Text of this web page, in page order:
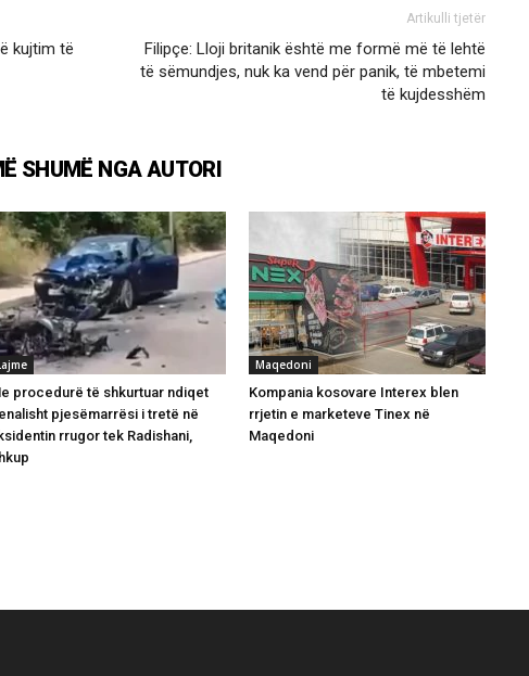
kujtim të
Artikulli tjetër
Filipçe: Lloji britanik është me formë më të lehtë
të sëmundjes, nuk ka vend për panik, të mbetemi
të kujdesshëm
SHUMË NGA AUTORI
procedurë të shkurtuar ndiqet
pjesëmarrësi i tretë në
rrugor tek Radishani,
Maqedoni
Kompania kosovare Interex blen
rrjetin e marketeve Tinex në
Maqedoni